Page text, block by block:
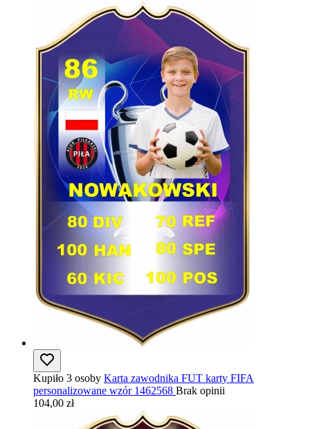
Kupiło 3 osoby Karta zawodnika FUT karty FIFA
personalizowane wzór 1462568 Brak opinii
104,00 zł